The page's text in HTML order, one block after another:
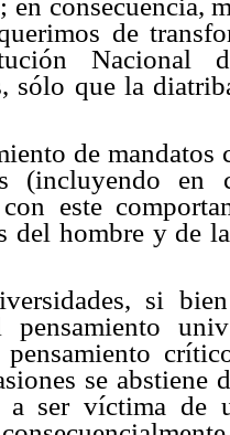
de
Nacional
sólo que la
de mandatos
(incluyendo en
con este
del hombre y de
si
pensamiento
se
a ser víctima de